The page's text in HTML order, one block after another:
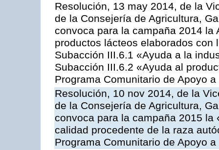
Resolución, 13 may 2014, de la
de la Consejería de Agricultura,
convoca para la campaña 2014
productos lácteos elaborados
Subacción III.6.1 «Ayuda a la
Subacción III.6.2 «Ayuda al
Programa Comunitario de Apoyo
Resolución, 10 nov 2014, de la
de la Consejería de Agricultura,
convoca para la campaña 2015
calidad procedente de la raza
Programa Comunitario de Apoyo